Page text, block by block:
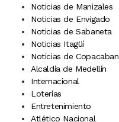
Noticias de Manizales
Noticias de Envigado
Noticias de Sabaneta
Noticias Itagüí
Noticias de
Alcaldía de Medellín
Internacional
Loterías
Entretenimiento
Atlético Nacional